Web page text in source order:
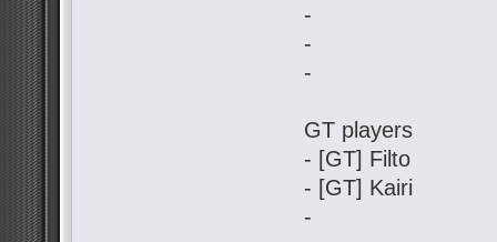
-
-
-
GT players
- [GT] Filto
- [GT] Kairi
-